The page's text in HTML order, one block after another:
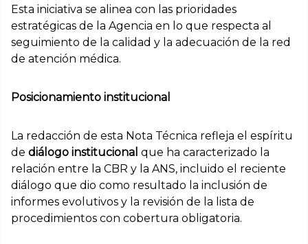
Esta iniciativa se alinea con las prioridades
estratégicas de la Agencia en lo que respecta al
seguimiento de la calidad y la adecuación de la red
de atención médica.
Posicionamiento institucional
La redacción de esta Nota Técnica refleja el espíritu
de diálogo institucional que ha caracterizado la
relación entre la CBR y la ANS, incluido el reciente
diálogo que dio como resultado la inclusión de
informes evolutivos y la revisión de la lista de
procedimientos con cobertura obligatoria.